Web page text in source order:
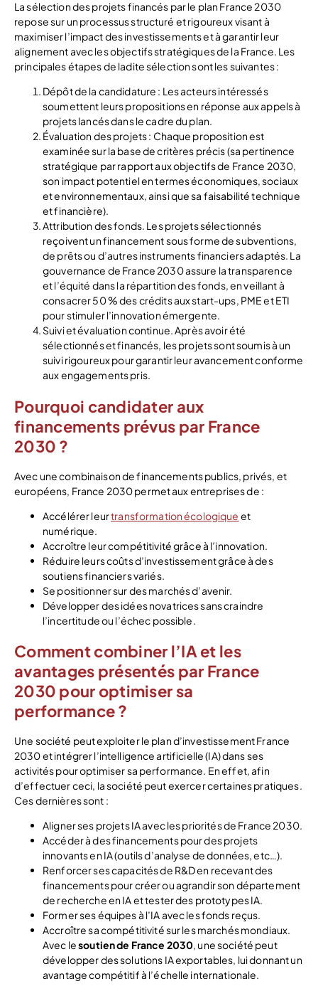
La sélection des projets financés par le plan France 2030
repose sur un processus structuré et rigoureux visant à
maximiser l’impact des investissements et à garantir leur
alignement avec les objectifs stratégiques de la France. Les
principales étapes de ladite sélection sont les suivantes :
Dépôt de la candidature : Les acteurs intéressés
soumettent leurs propositions en réponse aux appels à
projets lancés dans le cadre du plan.
Évaluation des projets : Chaque proposition est
examinée sur la base de critères précis (sa pertinence
stratégique par rapport aux objectifs de France 2030,
son impact potentiel en termes économiques, sociaux
et environnementaux, ainsi que sa faisabilité technique
et financière).
Attribution des fonds. Les projets sélectionnés
reçoivent un financement sous forme de subventions,
de prêts ou d’autres instruments financiers adaptés. La
gouvernance de France 2030 assure la transparence
et l’équité dans la répartition des fonds, en veillant à
consacrer 50 % des crédits aux start-ups, PME et ETI
pour stimuler l’innovation émergente.
Suivi et évaluation continue. Après avoir été
sélectionnés et financés, les projets sont soumis à un
suivi rigoureux pour garantir leur avancement conforme
aux engagements pris.
Pourquoi candidater aux
financements prévus par France
2030 ?
Avec une combinaison de financements publics, privés, et
européens, France 2030 permet aux entreprises de :
Accélérer leurtransformation écologique et
numérique.
Accroître leur compétitivité grâce à l’innovation.
Réduire leurs coûts d’investissement grâce à des
soutiens financiers variés.
Se positionner sur des marchés d’avenir.
Développer des idées novatrices sans craindre
l’incertitude ou l’échec possible.
Comment combiner l’IA et les
avantages présentés par France
2030 pour optimiser sa
performance ?
Une société peut exploiter le plan d’investissement France
2030 et intégrer l’intelligence artificielle (IA) dans ses
activités pour optimiser sa performance. En effet, afin
d’effectuer ceci, la société peut exercer certaines pratiques.
Ces dernières sont :
Aligner ses projets IA avec les priorités de France 2030.
Accéder à des financements pour des projets
innovants en IA (outils d’analyse de données, etc…).
Renforcer ses capacités de R&D en recevant des
financements pour créer ou agrandir son département
de recherche en IA et tester des prototypes IA.
Former ses équipes à l’IA avec les fonds reçus.
Accroître sa compétitivité sur les marchés mondiaux.
Avec lesoutien de France 2030, une société peut
développer des solutions IA exportables, lui donnant un
avantage compétitif à l’échelle internationale.